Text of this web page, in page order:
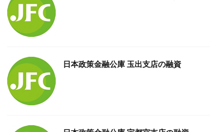
日本政策金融公庫 玉出支店の融資